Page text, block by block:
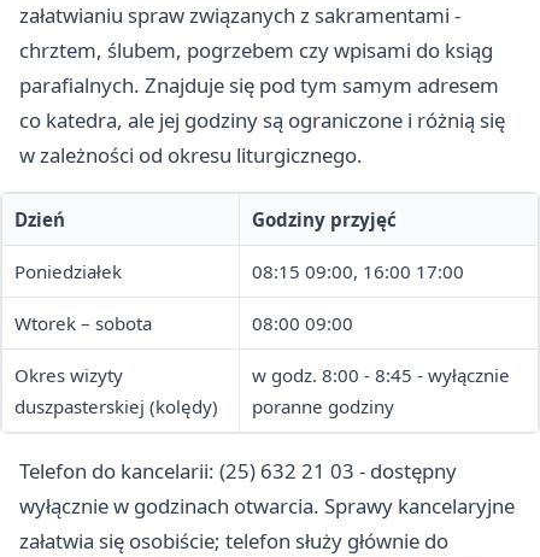
załatwianiu spraw związanych z sakramentami -
chrztem, ślubem, pogrzebem czy wpisami do ksiąg
parafialnych. Znajduje się pod tym samym adresem
co katedra, ale jej godziny są ograniczone i różnią się
w zależności od okresu liturgicznego.
Dzień Godziny przyjęć
Poniedziałek 08:15 09:00, 16:00 17:00
Wtorek – sobota 08:00 09:00
Okres wizyty
duszpasterskiej (kolędy)
w godz. 8:00 - 8:45 - wyłącznie
poranne godziny
Telefon do kancelarii: (25) 632 21 03 - dostępny
wyłącznie w godzinach otwarcia. Sprawy kancelaryjne
załatwia się osobiście; telefon służy głównie do